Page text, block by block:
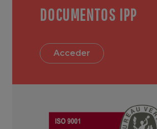
DOCUMENTOS IPP
Acceder